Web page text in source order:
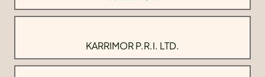
KARRIMOR P.R.I. LTD.